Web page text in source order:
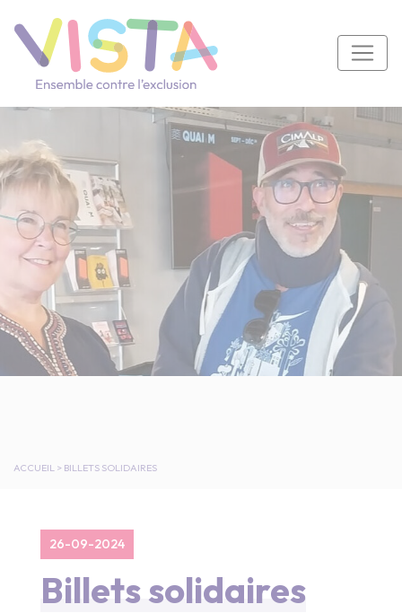
Navigation principale
ACCUEIL > BILLETS SOLIDAIRES
26-09-2024
Billets solidaires